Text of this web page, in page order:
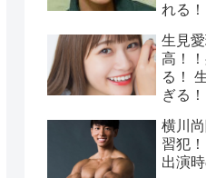
れる！
生見
高！
る！
ぎる！
横川
習犯
出演